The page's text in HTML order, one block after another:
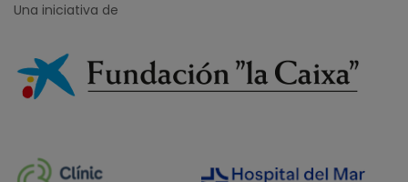
Una iniciativa de